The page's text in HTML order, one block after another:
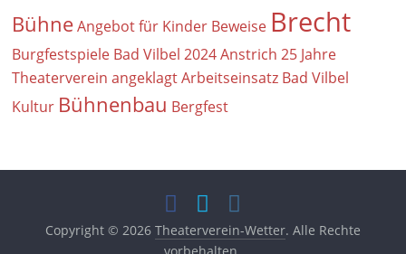
Bühne Angebot für Kinder Beweise Brecht
Burgfestspiele Bad Vilbel 2024 Anstrich 25 Jahre
Theaterverein angeklagt Arbeitseinsatz Bad Vilbel
Kultur Bühnenbau Bergfest
Copyright © 2026 Theaterverein-Wetter. Alle Rechte